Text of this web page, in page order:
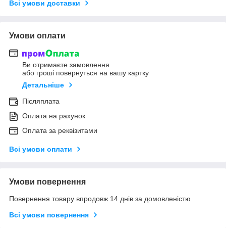
Всі умови доставки
Умови оплати
Ви отримаєте замовлення
або гроші повернуться на вашу картку
Детальніше
Післяплата
Оплата на рахунок
Оплата за реквізитами
Всі умови оплати
Умови повернення
Повернення товару впродовж 14 днів за домовленістю
Всі умови повернення